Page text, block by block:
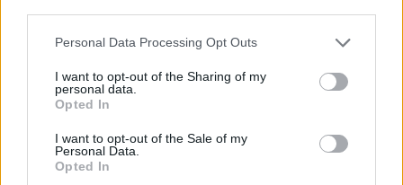
Personal Data Processing Opt Outs
I want to opt-out of the Sharing of my
personal data.
Opted In
I want to opt-out of the Sale of my
Personal Data.
Opted In
Συνεχίζεται η υποχώρηση της
ΕΛΛΑΔΑ
Δεύτερη εμπλοκή κάβου στο